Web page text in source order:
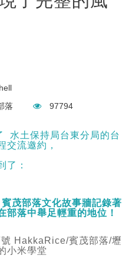
落 97794
水土保持局台東分局的台
交流邀約，
了：
賓茂部落文化故事牆記錄著
部落中舉足輕重的地位！